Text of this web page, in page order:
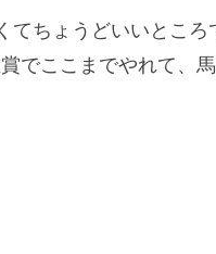
ちょうどいいところ
でここまでやれて、